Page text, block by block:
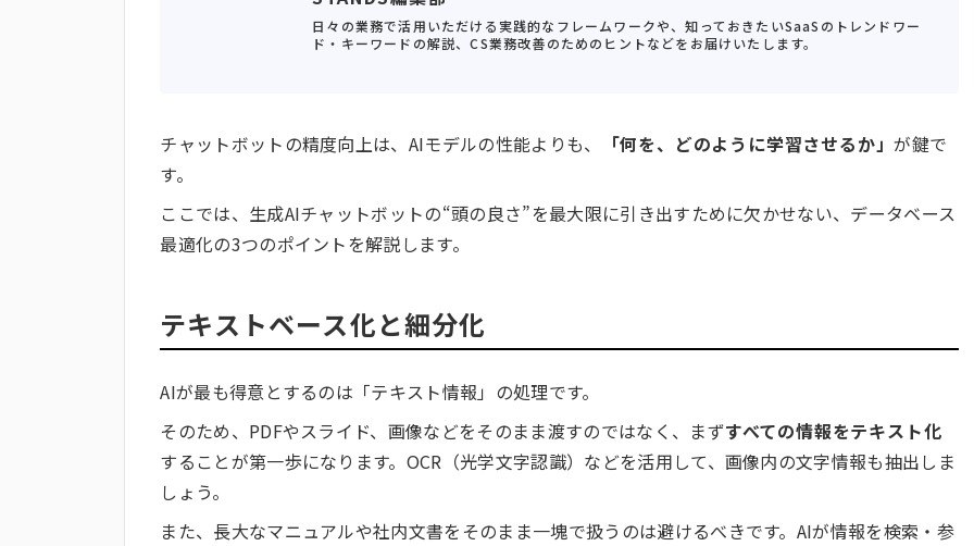
日々の業務で活用いただける実践的なフレームワークや、知っておきたいSaaSのトレンドワー
ド・キーワードの解説、CS業務改善のためのヒントなどをお届けいたします。
チャットボットの精度向上は、AIモデルの性能よりも、 「何を、どのように学習させるか」が鍵で
す。
ここでは、生成AIチャットボットの“頭の良さ”を最大限に引き出すために欠かせない、データベース
最適化の3つのポイントを解説します。
テキストベース化と細分化
AIが最も得意とするのは「テキスト情報」の処理です。
そのため、PDFやスライド、画像などをそのまま渡すのではなく、まずすべての情報をテキスト化
することが第一歩になります。OCR（光学文字認識）などを活用して、画像内の文字情報も抽出しま
しょう。
また、長大なマニュアルや社内文書をそのまま一塊で扱うのは避けるべきです。AIが情報を検索・参